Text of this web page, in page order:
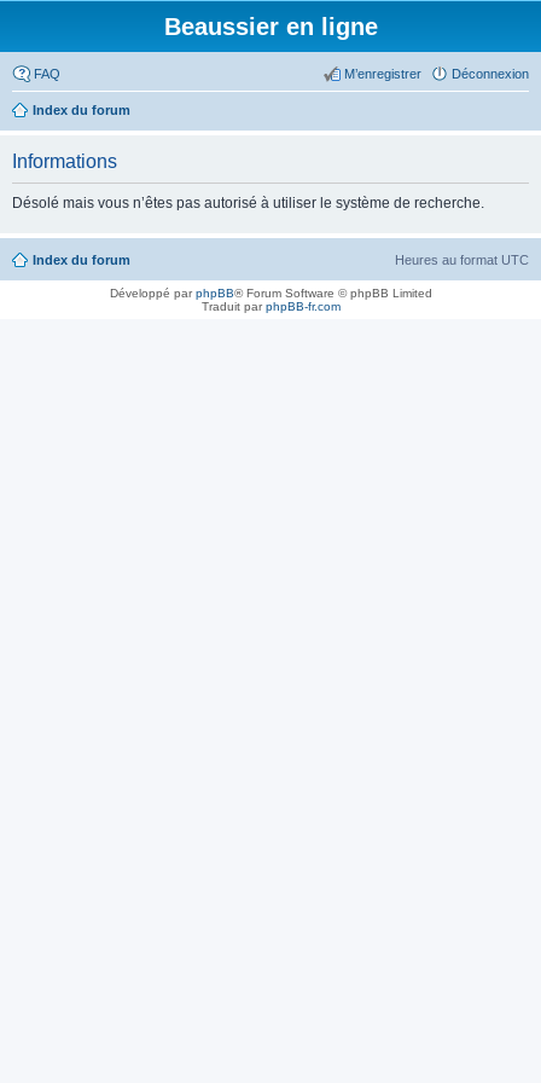
Beaussier en ligne
FAQ Déconnexion
M’enregistrer
Index du forum
Informations
Désolé mais vous n’êtes pas autorisé à utiliser le système de recherche.
Index du forum Heures au format UTC
Développé parphpBB® Forum Software © phpBB Limited
Traduit parphpBB-fr.com